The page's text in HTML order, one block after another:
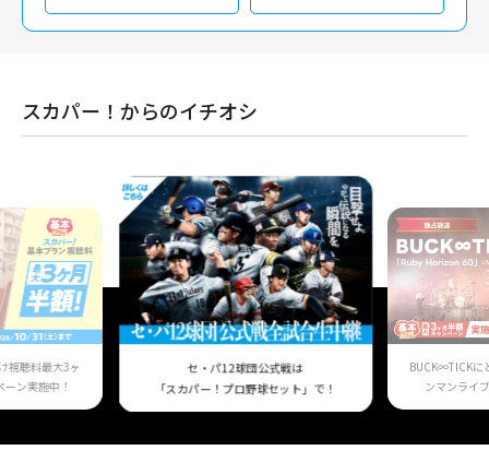
スカパー！からのイチオシ
視聴料最大3ヶ
ン実施中！
セ・パ12球団公式戦は
「スカパー！プロ野球セット」で！
BUCK∞TICKに
ンマンライ